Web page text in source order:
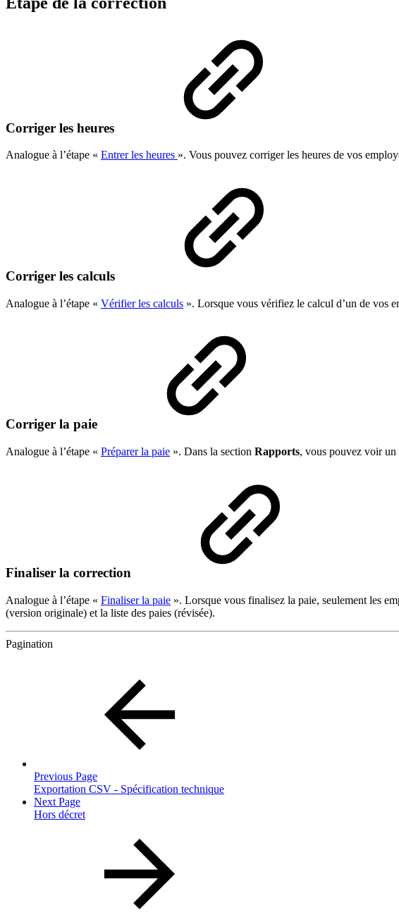
Corriger les heures
Analogue à l’étape « Entrer les heures ». Vous pouvez corriger les heures de vos
Corriger les calculs
Analogue à l’étape « Vérifier les calculs ». Lorsque vous vérifiez le calcul d’un de vos
Corriger la paie
Analogue à l’étape « Préparer la paie ». Dans la section Rapports, vous pouvez voir
Finaliser la correction
Analogue à l’étape « Finaliser la paie ». Lorsque vous finalisez la paie, seulement les
(version originale) et la liste des paies (révisée).
Pagination
Previous Page
Exportation CSV - Spécification technique
Next Page
Hors décret